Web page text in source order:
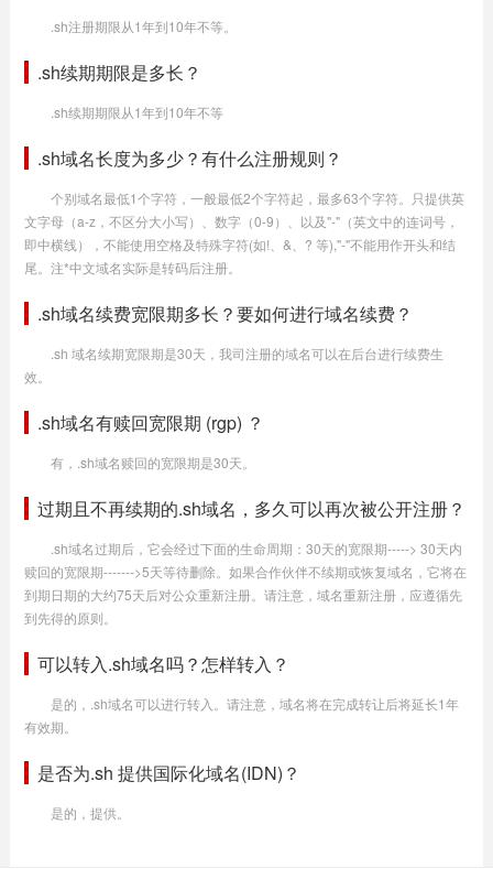
.sh注册期限从1年到10年不等。
.sh续期期限是多长？
.sh续期期限从1年到10年不等
.sh域名长度为多少？有什么注册规则？
个别域名最低1个字符，一般最低2个字符起，最多63个字符。只提供英
文字母（a-z，不区分大小写）、数字（0-9）、以及"-"（英文中的连词号，
即中横线），不能使用空格及特殊字符(如!、&、? 等),"-"不能用作开头和结
尾。注*中文域名实际是转码后注册。
.sh域名续费宽限期多长？要如何进行域名续费？
.sh 域名续期宽限期是30天，我司注册的域名可以在后台进行续费生
效。
.sh域名有赎回宽限期 (rgp) ？
有，.sh域名赎回的宽限期是30天。
过期且不再续期的.sh域名，多久可以再次被公开注册？
.sh域名过期后，它会经过下面的生命周期：30天的宽限期-----> 30天内
赎回的宽限期------->5天等待删除。如果合作伙伴不续期或恢复域名，它将在
到期日期的大约75天后对公众重新注册。请注意，域名重新注册，应遵循先
到先得的原则。
可以转入.sh域名吗？怎样转入？
是的，.sh域名可以进行转入。请注意，域名将在完成转让后将延长1年
有效期。
是否为.sh 提供国际化域名(IDN)？
是的，提供。